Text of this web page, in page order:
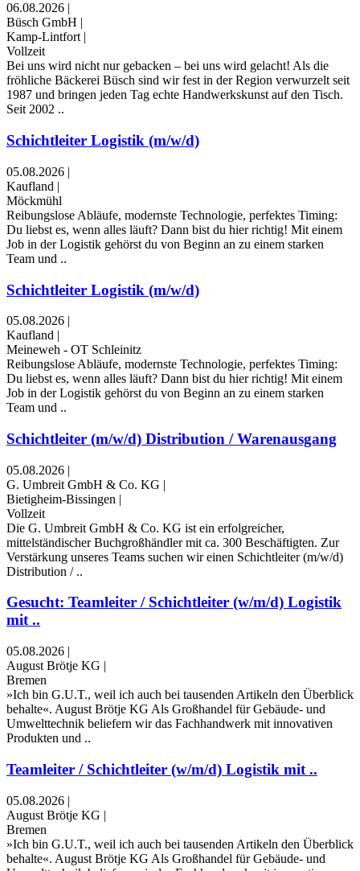
06.08.2026 |
Büsch GmbH |
Kamp-Lintfort |
Vollzeit
Bei uns wird nicht nur gebacken – bei uns wird gelacht! Als die
fröhliche Bäckerei Büsch sind wir fest in der Region verwurzelt seit
1987 und bringen jeden Tag echte Handwerkskunst auf den Tisch.
Seit 2002 ..
Schichtleiter Logistik (m/w/d)
05.08.2026 |
Kaufland |
Möckmühl
Reibungslose Abläufe, modernste Technologie, perfektes Timing:
Du liebst es, wenn alles läuft? Dann bist du hier richtig! Mit einem
Job in der Logistik gehörst du von Beginn an zu einem starken
Team und ..
Schichtleiter Logistik (m/w/d)
05.08.2026 |
Kaufland |
Meineweh - OT Schleinitz
Reibungslose Abläufe, modernste Technologie, perfektes Timing:
Du liebst es, wenn alles läuft? Dann bist du hier richtig! Mit einem
Job in der Logistik gehörst du von Beginn an zu einem starken
Team und ..
Schichtleiter (m/w/d) Distribution / Warenausgang
05.08.2026 |
G. Umbreit GmbH & Co. KG |
Bietigheim-Bissingen |
Vollzeit
Die G. Umbreit GmbH & Co. KG ist ein erfolgreicher,
mittelständischer Buchgroßhändler mit ca. 300 Beschäftigten. Zur
Verstärkung unseres Teams suchen wir einen Schichtleiter (m/w/d)
Distribution / ..
Gesucht: Teamleiter / Schichtleiter (w/m/d) Logistik
mit ..
05.08.2026 |
August Brötje KG |
Bremen
»Ich bin G.U.T., weil ich auch bei tausenden Artikeln den Überblick
behalte«. August Brötje KG Als Großhandel für Gebäude- und
Umwelttechnik beliefern wir das Fachhandwerk mit innovativen
Produkten und ..
Teamleiter / Schichtleiter (w/m/d) Logistik mit ..
05.08.2026 |
August Brötje KG |
Bremen
»Ich bin G.U.T., weil ich auch bei tausenden Artikeln den Überblick
behalte«. August Brötje KG Als Großhandel für Gebäude- und